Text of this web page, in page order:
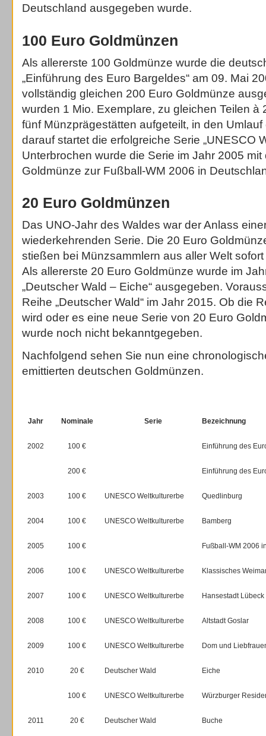
Deutschland ausgegeben wurde.
100 Euro Goldmünzen
Als allererste 100 Goldmünze wurde die
„Einführung des Euro Bargeldes“ am 09. Mai
vollständig gleichen 200 Euro Goldmünze
wurden 1 Mio. Exemplare, zu gleichen Teilen à
fünf Münzprägestätten aufgeteilt, in den
darauf startet die erfolgreiche Serie „UNESCO
Unterbrochen wurde die Serie im Jahr 2005 mit
Goldmünze zur Fußball-WM 2006 in
20 Euro Goldmünzen
Das UNO-Jahr des Waldes war der Anlass
wiederkehrenden Serie. Die 20 Euro
stießen bei Münzsammlern aus aller Welt
Als allererste 20 Euro Goldmünze wurde im
„Deutscher Wald – Eiche“ ausgegeben.
Reihe „Deutscher Wald“ im Jahr 2015. Ob die
wird oder es eine neue Serie von 20 Euro
wurde noch nicht bekanntgegeben.
Nachfolgend sehen Sie nun eine
emittierten deutschen Goldmünzen.
Jahr Nominale Serie Bezeichnung
2002 100 € Einführung des
200 € Einführung des
2003 100 € UNESCO Weltkulturerbe Quedlinburg
2004 100 € UNESCO Weltkulturerbe Bamberg
2005 100 € Fußball-WM 2006
2006 100 € UNESCO Weltkulturerbe Klassisches
2007 100 € UNESCO Weltkulturerbe Hansestadt Lübeck
2008 100 € UNESCO Weltkulturerbe Altstadt Goslar
2009 100 € UNESCO Weltkulturerbe Dom und
2010 20 € Deutscher Wald Eiche
100 € UNESCO Weltkulturerbe Würzburger
2011 20 € Deutscher Wald Buche